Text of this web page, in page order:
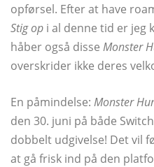
opførsel. Efter at have
Stig op i al denne tid er jeg
håber også disse Monster
overskrider ikke deres
En påmindelse: Monster
den 30. juni på både
dobbelt udgivelse! Det vil
at gå frisk ind på den